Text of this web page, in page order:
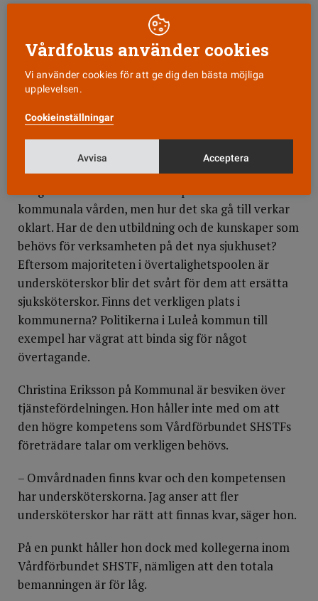
på kirurgen, säger Anita Sandström och Lisbeth
Löpare-Johansson.
Kommunal drabbas värst
De som drabbas genom nedskärningarna är i första
hand Kommunals medlemmar. Över 400 hamnar i
kommer att få för arbetsuppgifter. Visserligen sägs
det att de ska kunna ersätta vid sjukdom och
kommunala vården, men hur det ska gå till verkar
oklart. Har de den utbildning och de kunskaper som
behövs för verksamheten på det nya sjukhuset?
Eftersom majoriteten i övertalighetspoolen är
undersköterskor blir det svårt för dem att ersätta
sjuksköterskor. Finns det verkligen plats i
kommunerna? Politikerna i Luleå kommun till
exempel har vägrat att binda sig för något
övertagande.
Christina Eriksson på Kommunal är besviken över
tjänstefördelningen. Hon håller inte med om att
den högre kompetens som Vårdförbundet SHSTFs
företrädare talar om verkligen behövs.
– Omvårdnaden finns kvar och den kompetensen
har undersköterskorna. Jag anser att fler
undersköterskor har rätt att finnas kvar, säger hon.
På en punkt håller hon dock med kollegerna inom
Vårdförbundet SHSTF, nämligen att den totala
bemanningen är för låg.
Vårdfokus använder cookies
Vi använder cookies för att ge dig den bästa möjliga
upplevelsen.
Cookieinställningar
Avvisa Acceptera